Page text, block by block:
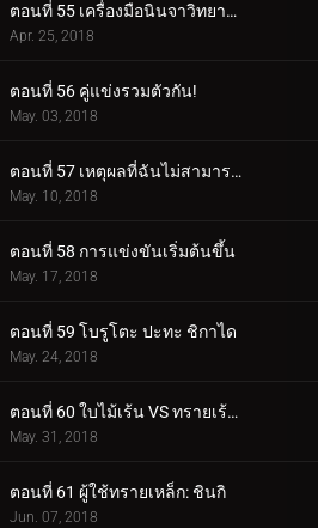
ตอนที่ 55 เครื่องมือนินจาวิทยาศาสตร์
Apr. 25, 2018
ตอนที่ 56 คู่แข่งรวมตัวกัน!
May. 03, 2018
ตอนที่ 57 เหตุผลที่ฉันไม่สามารถสูญเสีย
May. 10, 2018
ตอนที่ 58 การแข่งขันเริ่มต้นขึ้น
May. 17, 2018
ตอนที่ 59 โบรูโตะ ปะทะ ชิกาได
May. 24, 2018
ตอนที่ 60 ใบไม้เร้น VS ทรายเร้นลับ
May. 31, 2018
ตอนที่ 61 ผู้ใช้ทรายเหล็ก: ชินกิ
Jun. 07, 2018